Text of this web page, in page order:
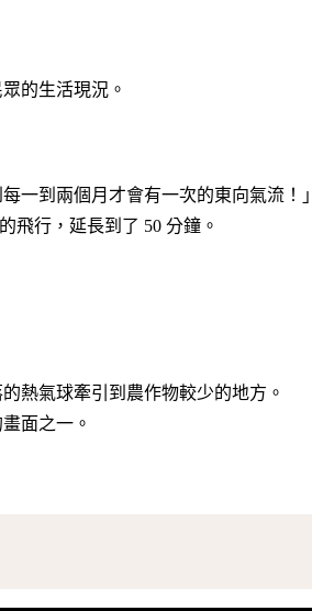
的生活現況。
一到兩個月才會有一次的東向氣流！」
飛行，延長到了 50 分鐘。
熱氣球牽引到農作物較少的地方。
面之一。